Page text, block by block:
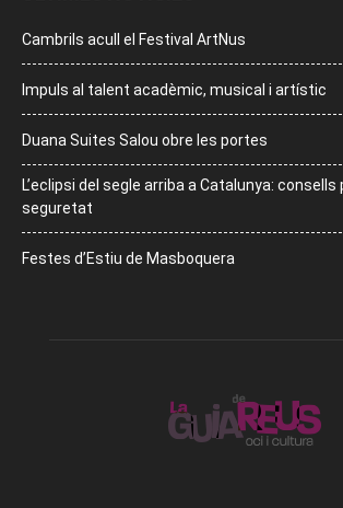
Cambrils acull el Festival ArtNus
Impuls al talent acadèmic, musical i artístic
Duana Suites Salou obre les portes
L’eclipsi del segle arriba a Catalunya:
seguretat
Festes d’Estiu de Masboquera